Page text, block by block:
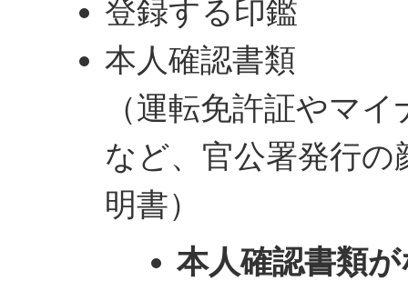
登録する印鑑
本人確認書類
（運転免許証やマ
など、官公署発行の
明書）
本人確認書類